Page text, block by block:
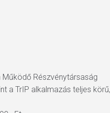
Részvénytársaság
a TrIP alkalmazás teljes